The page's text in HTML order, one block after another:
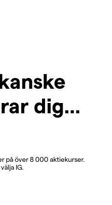
dig…
på över 8 000 aktiekurser.
IG.